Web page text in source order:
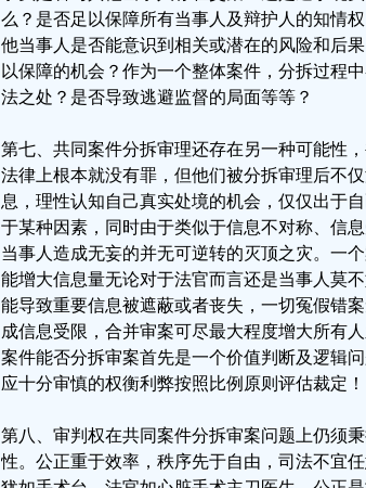
么？是否足以保障所有当事人及辩护人的知情
他当事人是否能意识到相关或潜在的风险和后
以保障的机会？作为一个整体案件，分拆过程
法之处？是否导致逃避监督的局面等等？
第七、共同案件分拆审理还存在另一种可能性
法律上根本就没有罪，但他们被分拆审理后不
息，理性认知自己真实处境的机会，仅仅出于
于某种因素，同时由于类似于信息不对称、信
当事人造成无妄的并无可逆转的灭顶之灾。一
能增大信息量无论对于法官而言还是当事人莫
能导致重要信息被遮蔽或者丧失，一切冤假错
成信息受限，合并审案可尽最大程度增大所有
案件能否分拆审案首先是一个价值判断及逻辑
应十分审慎的权衡利弊按照比例原则评估裁定！
第八、审判权在共同案件分拆审案问题上仍须
性。公正重于效率，秩序先于自由，司法不宜